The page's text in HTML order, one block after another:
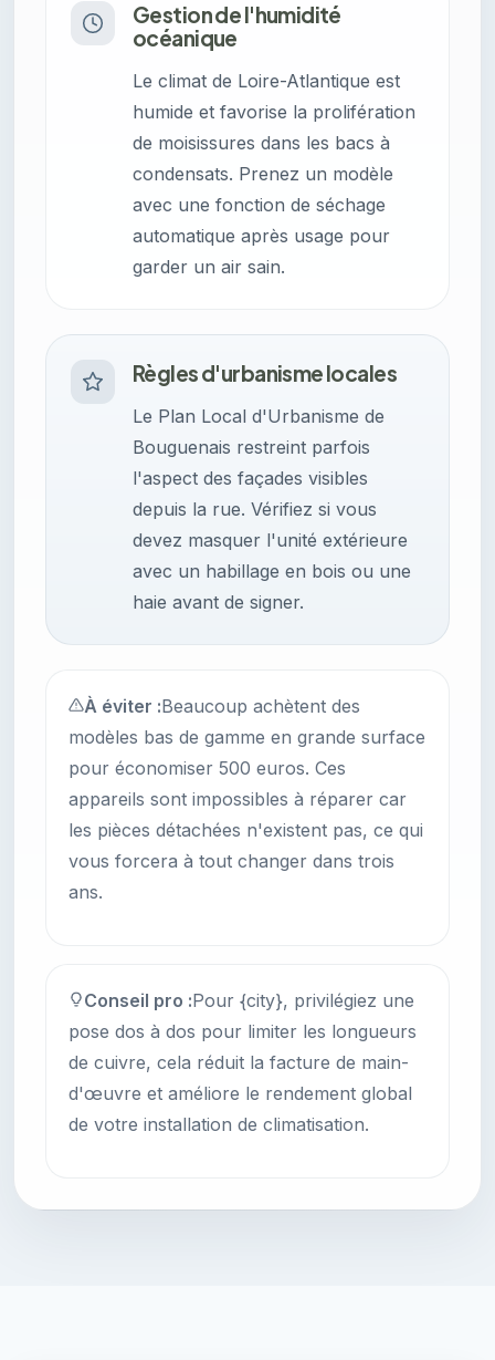
Gestion de l'humidité
océanique
Le climat de Loire-Atlantique est
humide et favorise la prolifération
de moisissures dans les bacs à
condensats. Prenez un modèle
avec une fonction de séchage
automatique après usage pour
garder un air sain.
Règles d'urbanisme locales
Le Plan Local d'Urbanisme de
Bouguenais restreint parfois
l'aspect des façades visibles
depuis la rue. Vérifiez si vous
devez masquer l'unité extérieure
avec un habillage en bois ou une
haie avant de signer.
À éviter :Beaucoup achètent des
modèles bas de gamme en grande surface
pour économiser 500 euros. Ces
appareils sont impossibles à réparer car
les pièces détachées n'existent pas, ce qui
vous forcera à tout changer dans trois
ans.
Conseil pro :Pour {city}, privilégiez une
pose dos à dos pour limiter les longueurs
de cuivre, cela réduit la facture de main-
d'œuvre et améliore le rendement global
de votre installation de climatisation.